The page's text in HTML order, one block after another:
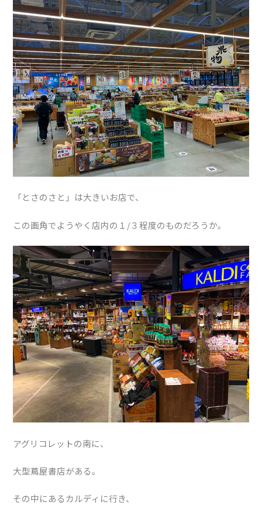
「とさのさと」は大きいお店で、
この画角でようやく店内の１/３程度のものだろうか。
アグリコレットの南に、
大型蔦屋書店がある。
その中にあるカルディに行き、